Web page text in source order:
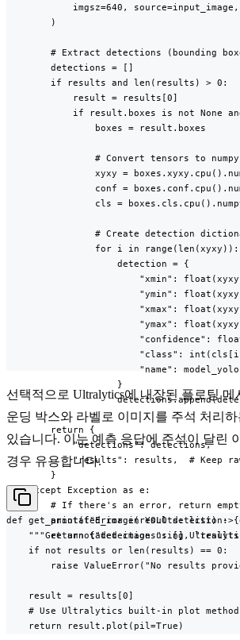
imgsz=640,
        )
# Extract detections (bounding
        detections = []
        if results and len(results) > 0:
            result = results[0]
if result.boxes is not None
                boxes = result.boxes
# Convert tensors to
xyxy =
conf =
cls =
# Create detection
                for i in range(len(xyxy)):
                    detection = {
"xmin":
"ymin":
"xmax":
"ymax":
"confidence":
"class":
"name":
                    }
        return {
            "detections": detections,
"results": results,  # Keep
        }
    except Exception as e:
# If there's an error, return
print(f"Error in YOLO detection:
return {"detections": [],
선택적으로 Ultralytics에 내장된 플로팅
운딩 박스와 라벨로 이미지를 주석 처리
있습니다. 이는 예측 응답에 주석이 달린
경우 유용합니다.
def get_annotated_image(results: list) ->
"""Get annotated image using
    if not results or len(results) == 0:
raise ValueError("No results
    result = results[0]
# Use Ultralytics built-in plot
    return result.plot(pil=True)